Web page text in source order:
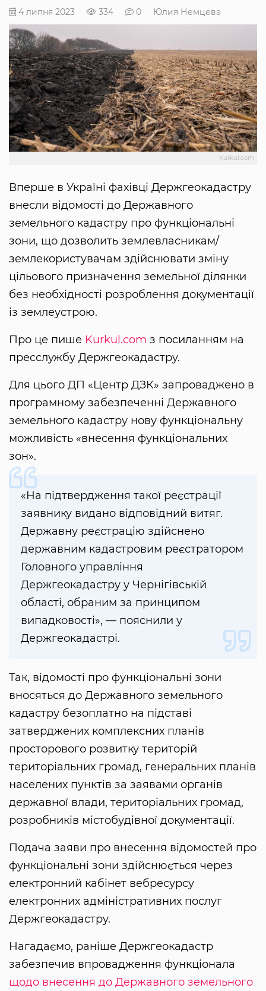
4 липня 2023 334 0 Юлия Немцева
Kurkul.com
Вперше в Україні фахівці Держгеокадастру
внесли відомості до Державного
земельного кадастру про функціональні
зони, що дозволить землевласникам/
землекористувачам здійснювати зміну
цільового призначення земельної ділянки
без необхідності розроблення документації
із землеустрою.
Про це пише Kurkul.com з посиланням на
пресслужбу Держгеокадастру.
Для цього ДП «Центр ДЗК» запроваджено в
програмному забезпеченні Державного
земельного кадастру нову функціональну
можливість «внесення функціональних
зон».
«На підтвердження такої реєстрації
заявнику видано відповідний витяг.
Державну реєстрацію здійснено
державним кадастровим реєстратором
Головного управління
Держгеокадастру у Чернігівській
області, обраним за принципом
випадковості», — пояснили у
Держгеокадастрі.
Так, відомості про функціональні зони
вносяться до Державного земельного
кадастру безоплатно на підставі
затверджених комплексних планів
просторового розвитку територій
територіальних громад, генеральних планів
населених пунктів за заявами органів
державної влади, територіальних громад,
розробників містобудівної документації.
Подача заяви про внесення відомостей про
функціональні зони здійснюється через
електронний кабінет вебресурсу
електронних адміністративних послуг
Держгеокадастру.
Нагадаємо, раніше Держгеокадастр
забезпечив впровадження функціонала
щодо внесення до Державного земельного